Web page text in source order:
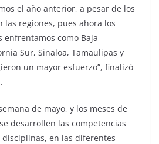
el año anterior, a pesar de los
las regiones, pues ahora los
enfrentamos como Baja
Sur, Sinaloa, Tamaulipas y
un mayor esfuerzo”, finalizó
de mayo, y los meses de
desarrollen las competencias
en las diferentes